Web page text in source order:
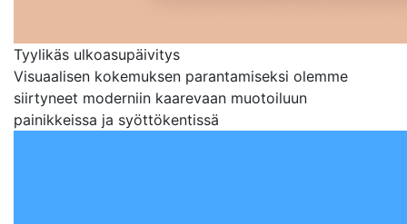
Tyylikäs ulkoasupäivitys
Visuaalisen kokemuksen parantamiseksi olemme
siirtyneet moderniin kaarevaan muotoiluun
painikkeissa ja syöttökentissä